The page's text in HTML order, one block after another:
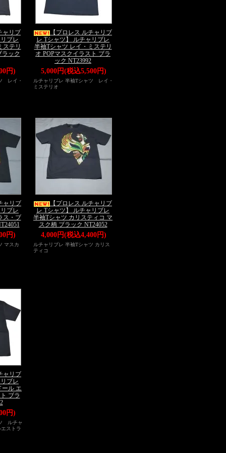
ャリブ
ブレ
ステリ
ック
円)
レイ・
【プロレス ルチャリブ
レ Tシャツ】 ルチャリブレ
半袖Tシャツ レイ・ミステリ
オ POPマスクイラスト ブラ
ック NT23992
5,000円(税込5,500円)
ルチャリブレ 半袖Tシャツ レイ・
ミステリオ
ャリブ
ブレ
ス・ブ
円)
マスカ
【プロレス ルチャリブ
レ Tシャツ】 ルチャリブレ
半袖Tシャツ カリスティコ マ
スク柄 ブラック NT24052
4,000円(税込4,400円)
ルチャリブレ 半袖Tシャツ カリス
ティコ
ャリブ
ブレ
ール エ
ブラ
円)
ルチャ
ストラ